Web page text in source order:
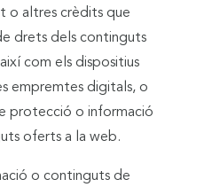
o altres crèdits que
drets dels continguts
com els dispositius
empremtes digitals, o
protecció o informació
oferts a la web.
o continguts de